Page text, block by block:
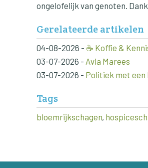
ongelofelijk van genoten.
Gerelateerde artikelen
04-08-2026 - ☕️ Koffie &
03-07-2026 - Avia Marees
03-07-2026 - Politiek met een
Tags
bloemrijkschagen,